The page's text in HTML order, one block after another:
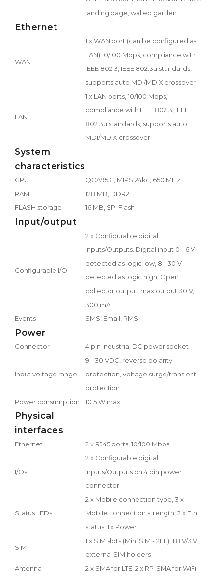
landing page, walled garden
Ethernet
WAN
1 x WAN port (can be configured as
LAN) 10/100 Mbps, compliance with
IEEE 802.3, IEEE 802.3u standards,
supports auto MDI/MDIX crossover
LAN
1 x LAN ports, 10/100 Mbps,
compliance with IEEE 802.3, IEEE
802.3u standards, supports auto
MDI/MDIX crossover
System
characteristics
CPU
QCA9531, MIPS 24kc, 650 MHz
RAM
128 MB, DDR2
FLASH storage
16 MB, SPI Flash
Input/output
Configurable I/O
2 x Configurable digital
Inputs/Outputs. Digital input 0 - 6 V
detected as logic low, 8 - 30 V
detected as logic high. Open
collector output, max output 30 V,
300 mA
Events
SMS, Email, RMS
Power
Connector 4 pin industrial DC power socket
Input voltage range
9 - 30 VDC, reverse polarity
protection, voltage surge/transient
protection
Power consumption
10.5 W max
Physical
interfaces
Ethernet 2 x RJ45 ports, 10/100 Mbps
I/Os
2 x Configurable digital
Inputs/Outputs on 4 pin power
connector
Status LEDs
2 x Mobile connection type, 3 x
Mobile connection strength, 2 x Eth
status, 1 x Power
SIM
1 x SIM slots (Mini SIM - 2FF), 1.8 V/3 V,
external SIM holders
Antenna
2 x SMA for LTE, 2 x RP-SMA for WiFi